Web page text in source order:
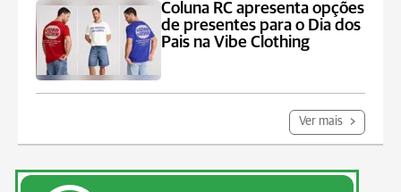
Coluna RC apresenta opções
de presentes para o Dia dos
Pais na Vibe Clothing
Ver mais